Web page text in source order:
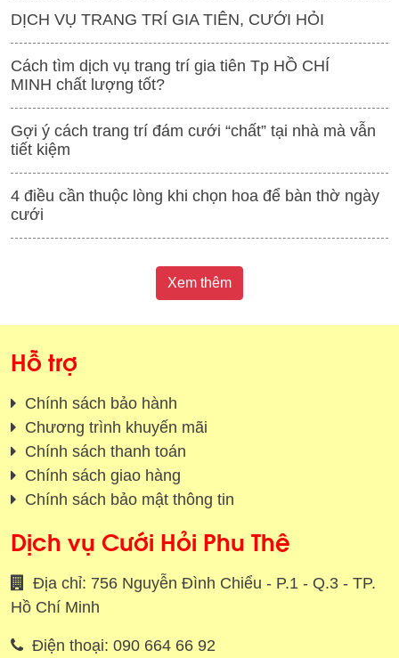
DỊCH VỤ TRANG TRÍ GIA TIÊN, CƯỚI HỎI
Cách tìm dịch vụ trang trí gia tiên Tp HỒ CHÍ
MINH chất lượng tốt?
Gợi ý cách trang trí đám cưới “chất” tại nhà mà vẫn
tiết kiệm
4 điều cần thuộc lòng khi chọn hoa để bàn thờ ngày
cưới
Xem thêm
Hỗ trợ
Chính sách bảo hành
Chương trình khuyến mãi
Chính sách thanh toán
Chính sách giao hàng
Chính sách bảo mật thông tin
Dịch vụ Cưới Hỏi Phu Thê
Địa chỉ: 756 Nguyễn Đình Chiểu - P.1 - Q.3 - TP.
Hồ Chí Minh
Điện thoại: 090 664 66 92